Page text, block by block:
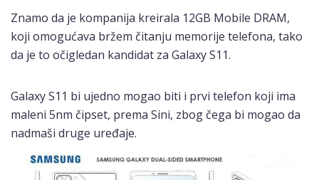
Znamo da je kompanija kreirala 12GB Mobile DRAM,
koji omogućava bržem čitanju memorije telefona, tako
da je to očigledan kandidat za Galaxy S11.
Galaxy S11 bi ujedno mogao biti i prvi telefon koji ima
maleni 5nm čipset, prema Sini, zbog čega bi mogao da
nadmaši druge uređaje.